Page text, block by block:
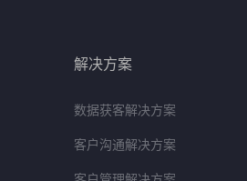
解决方案
数据获客解决方案
客户沟通解决方案